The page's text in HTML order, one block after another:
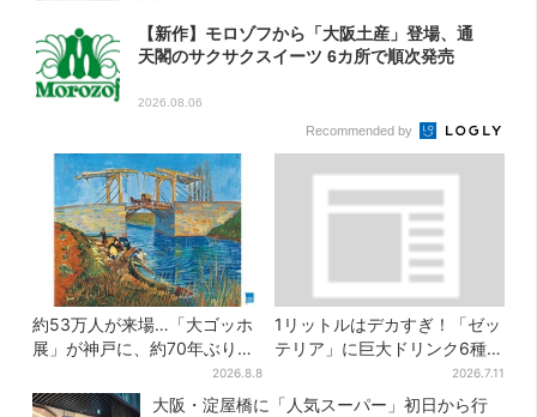
【新作】モロゾフから「大阪土産」登場、通
天閣のサクサクスイーツ 6カ所で順次発売
2026.08.06
Recommended by
約53万人が来場…「大ゴッホ
展」が神戸に、約70年ぶり
『アルルの跳ね橋』来日！お
得な限定チケット販売も
2026.8.8
1リットルはデカすぎ！「ゼッ
テリア」に巨大ドリンク6種が
登場、セット変更で350円お
得に
2026.7.11
大阪・淀屋橋に「人気スーパー」初日から行